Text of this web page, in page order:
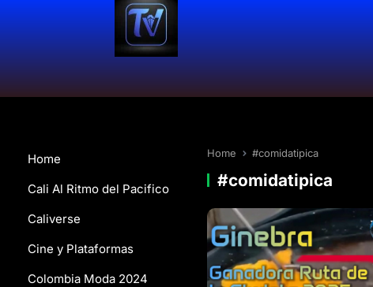
Home
Cali Al Ritmo del Pacifico
Caliverse
Cine y Plataformas
Colombia Moda 2024
Home #comidatipica
#comidatipica